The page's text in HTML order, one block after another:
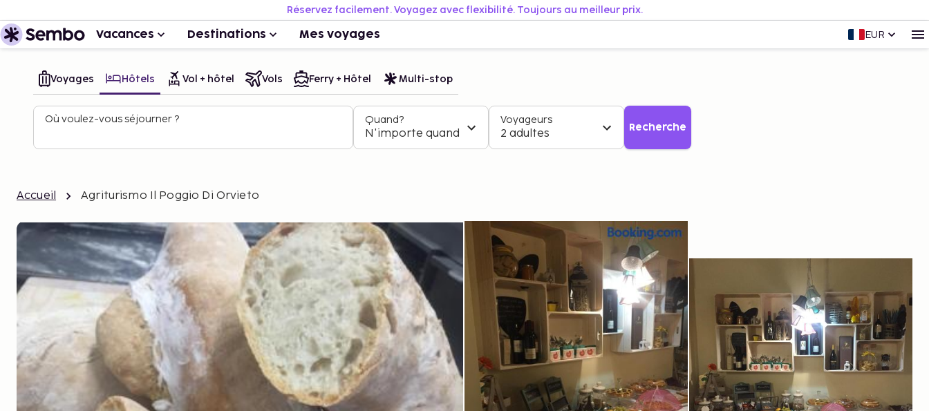
Réservez facilement. Voyagez avec flexibilité. Toujours au meilleur prix.
Vacances Destinations Mes voyages EUR
Voyages Hôtels Vol + hôtel Vols Ferry + Hôtel Multi-stop
Où voulez-vous séjourner ? Quand?
N'importe quand
Voyageurs
2 adultes Recherche
Accueil Agriturismo Il Poggio Di Orvieto